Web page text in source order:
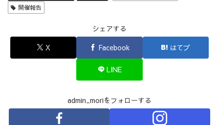
開催報告
シェアする
X
Facebook はてブ
LINE
admin_moriをフォローする